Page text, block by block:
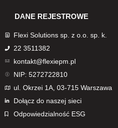
DANE REJESTROWE
Flexi Solutions sp. z o.o. sp. k.
22 3511382
kontakt@flexiepm.pl
NIP: 5272722810
ul. Okrzei 1A, 03-715 Warszawa
Dołącz do naszej sieci
Odpowiedzialność ESG